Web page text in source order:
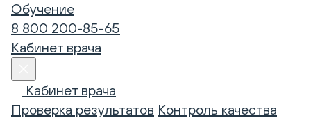
Обучение
8 800 200-85-65
Кабинет врача
Кабинет врача
Проверка результатов Контроль качества